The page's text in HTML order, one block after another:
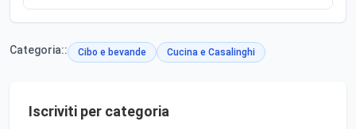
Categoria:: Cibo e bevande Cucina e Casalinghi
Iscriviti per categoria